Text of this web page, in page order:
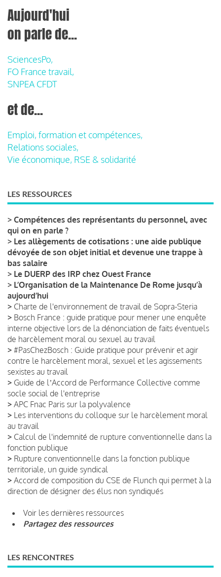
Aujourd'hui
on parle de...
SciencesPo,
FO France travail,
SNPEA CFDT
et de...
Emploi, formation et compétences,
Relations sociales,
Vie économique, RSE & solidarité
LES RESSOURCES
> Compétences des représentants du personnel, avec
qui on en parle ?
> Les allègements de cotisations : une aide publique
dévoyée de son objet initial et devenue une trappe à
bas salaire
> Le DUERP des IRP chez Ouest France
> L’Organisation de la Maintenance De Rome jusqu’à
aujourd’hui
> Charte de l'environnement de travail de Sopra-Steria
> Bosch France : guide pratique pour mener une enquête
interne objective lors de la dénonciation de faits éventuels
de harcèlement moral ou sexuel au travail
> #PasChezBosch : Guide pratique pour prévenir et agir
contre le harcèlement moral, sexuel et les agissements
sexistes au travail
> Guide de lʼAccord de Performance Collective comme
socle social de l'entreprise
> APC Fnac Paris sur la polyvalence
> Les interventions du colloque sur le harcèlement moral
au travail
> Calcul de l'indemnité de rupture conventionnelle dans la
fonction publique
> Rupture conventionnelle dans la fonction publique
territoriale, un guide syndical
> Accord de composition du CSE de Flunch qui permet à la
direction de désigner des élus non syndiqués
Voir les dernières ressources
Partagez des ressources
LES RENCONTRES